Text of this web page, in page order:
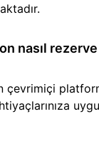
nasıl
çevrimiçi